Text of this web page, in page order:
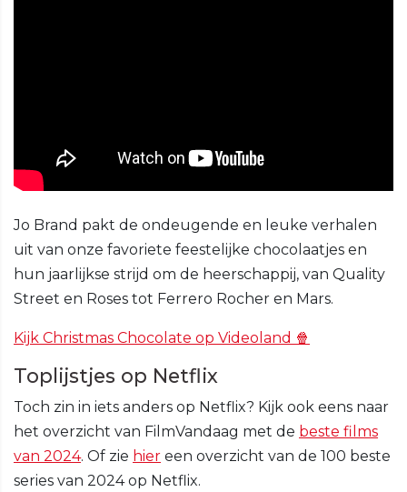
Jo Brand pakt de ondeugende en leuke verhalen
uit van onze favoriete feestelijke chocolaatjes en
hun jaarlijkse strijd om de heerschappij, van Quality
Street en Roses tot Ferrero Rocher en Mars.
Kijk Christmas Chocolate op Videoland 🍿
Toplijstjes op Netflix
Toch zin in iets anders op Netflix? Kijk ook eens naar
het overzicht van FilmVandaag met de beste films
van 2024. Of zie hier een overzicht van de 100 beste
series van 2024 op Netflix.